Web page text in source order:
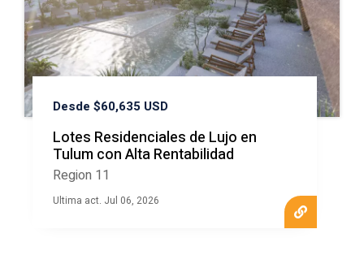
Desde $60,635 USD
Lotes Residenciales de Lujo en
Tulum con Alta Rentabilidad
Region 11
Ultima act. Jul 06, 2026